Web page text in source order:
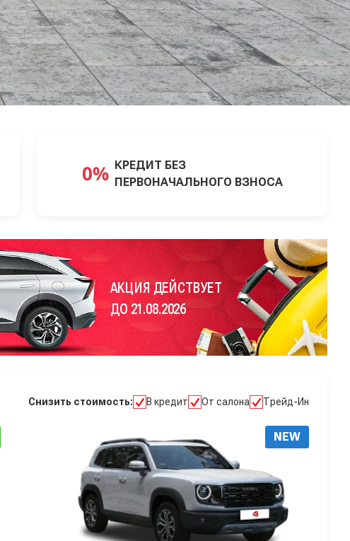
КРЕДИТ БЕЗ
ПЕРВОНАЧАЛЬНОГО ВЗНОСА
АКЦИЯ ДЕЙСТВУЕТ
ДО 21.08.2026
Снизить стоимость: В кредит От салона Трейд-Ин
NEW